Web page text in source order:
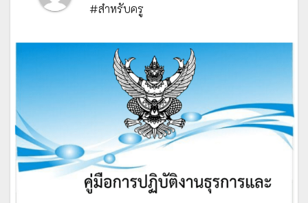
#สำหรับครู